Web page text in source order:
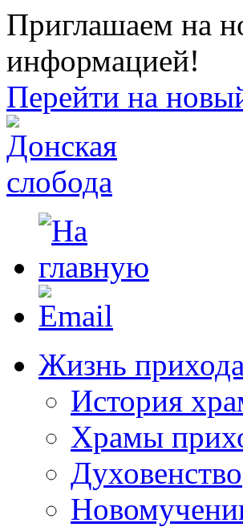
Приглашаем на
информацией!
Перейти на
Жизнь прихода
История
Храмы
Духовенство